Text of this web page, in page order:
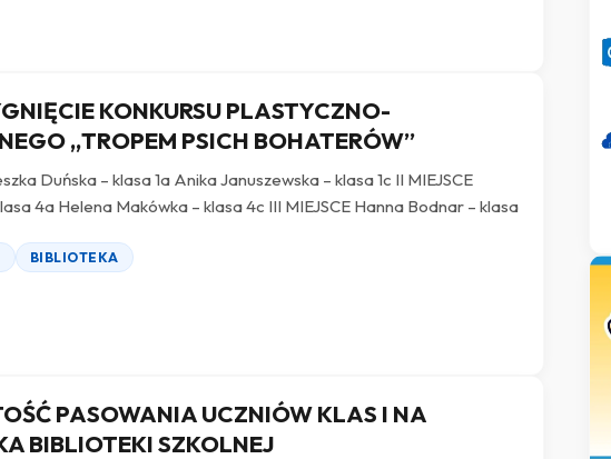
KONKURSU PLASTYCZNO-
„TROPEM PSICH BOHATERÓW”
Duńska – klasa 1a Anika Januszewska – klasa 1c II MIEJSCE
4a Helena Makówka – klasa 4c III MIEJSCE Hanna Bodnar – klasa
BIBLIOTEKA
PASOWANIA UCZNIÓW KLAS I NA
BIBLIOTEKI SZKOLNEJ